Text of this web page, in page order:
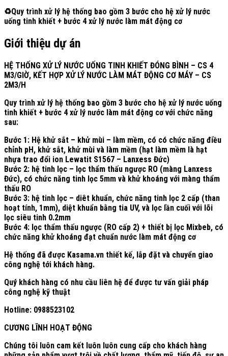
♻️Quy trình xử lý hệ thống bao gồm 3 bước cho hệ xử lý nước
uống tinh khiết + bước 4 xử lý nước làm mát động cơ
Giới thiệu dự án
HỆ THỐNG XỬ LÝ NƯỚC UỐNG TINH KHIẾT ĐÓNG BÌNH – CS 4
M3/GIỜ, KẾT HỢP XỬ LÝ NƯỚC LÀM MÁT ĐỘNG CƠ MÁY – CS
2M3/H
Quy trình xử lý hệ thống bao gồm 3 bước cho hệ xử lý nước uống
tinh khiết + bước 4 xử lý nước làm mát động cơ với chức năng
sau:
Bước 1: Hệ khử sắt – khử mùi – làm mềm, có có chức năng điều
chỉnh pH, khử sắt, khử mùi và làm mềm (hạt làm mềm là hạt
nhựa trao đổi ion Lewatit S1567 – Lanxess Đức)
Bước 2: hệ tinh lọc – lọc thẩm thấu ngược RO (màng Lanxess
Đức), có chức năng tinh lọc 5mm và khử khoáng với màng thẩm
thấu RO
Bước 3: hệ tinh lọc – diêt khuẩn, chức năng tinh lọc 2 cấp (than
hoạt tính, 1mm), diệt khuẩn bằng tia UV, và lọc lần cuối với lõi
lọc siêu tinh 0.2mm
Bước 4: lọc thẩm thấu ngược (RO cấp 2) + thiết bị lọc Mixbeb, có
chức năng khử khoáng đạt chuẩn nước làm mát động cơ
Hệ thống đã được Kasama.vn thiết kế, lắp đặt và chuyển giao
công nghệ tới khách hàng.
Quý khách hàng có nhu cầu liên hệ để được tư vấn giải pháp
công nghệ kỹ thuật
Hotline: 0988523102
CƯƠNG LĨNH HOẠT ĐỘNG
Chúng tôi luôn cam kết luôn luôn cung cấp cho khách hàng